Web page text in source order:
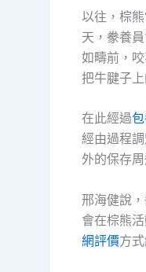
以往，棕熊
天，豢養
如疇前，
把牛腱子
在此經過
經由過程
外的保存
邢海健說
會在棕熊
網評價方